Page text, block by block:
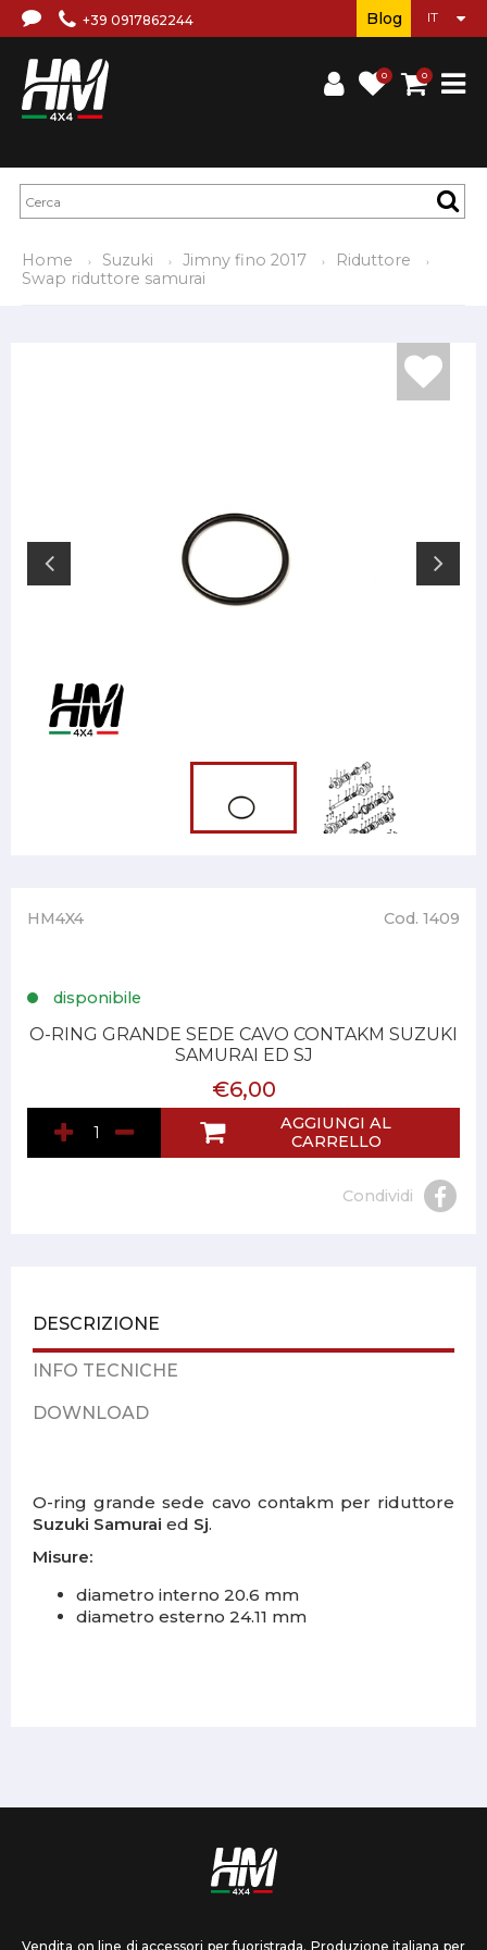
+39 0917862244
0 0
Blog
Home Suzuki Jimny fino 2017
Riduttore
Swap riduttore samurai
HM4X4 Cod. 1409
disponibile
O-RING GRANDE SEDE CAVO CONTAKM SUZUKI
SAMURAI ED SJ
€6,00
AGGIUNGI AL
CARRELLO
Condividi
DESCRIZIONE
INFO TECNICHE
DOWNLOAD
O-ring grande sede cavo contakm per riduttore
Suzuki Samurai ed Sj.
Misure:
diametro interno 20.6 mm
diametro esterno 24.11 mm
Vendita on line di accessori per fuoristrada. Produzione italiana per